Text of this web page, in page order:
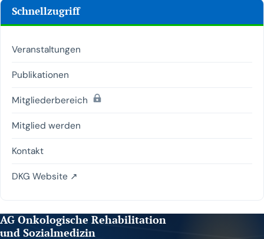
Schnellzugriff
Veranstaltungen
Publikationen
Mitgliederbereich (passwortgeschützt)
Mitglied werden
Kontakt
DKG Website ↗
AG Onkologische Rehabilitation
und Sozialmedizin